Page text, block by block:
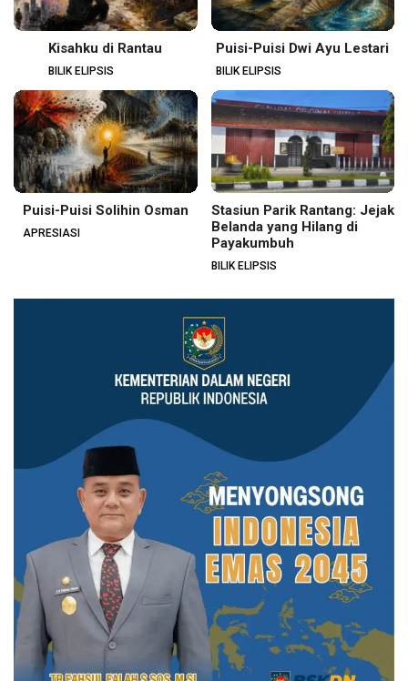
Kisahku di Rantau
BILIK ELIPSIS
Puisi-Puisi Dwi Ayu Lestari
BILIK ELIPSIS
Puisi-Puisi Solihin Osman
APRESIASI
Stasiun Parik Rantang: Jejak
Belanda yang Hilang di
Payakumbuh
BILIK ELIPSIS